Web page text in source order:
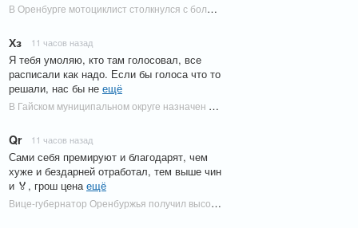
В Оренбурге мотоциклист столкнулся с большегрузом | Новости Оренбурга
Хз 11 часов назад
Я тебя умоляю, кто там голосовал, все
расписали как надо. Если бы голоса что то
решали, нас бы не ещё
В Гайском муниципальном округе назначен врио главы | Новости Оренбурга
Qr 11 часов назад
Сами себя премируют и благодарят, чем
хуже и бездарней отработал, тем выше чин
и 🏅, грош ценаещё
Вице-губернатор Оренбуржья получил высокую государственную награду | Новости Оренбурга